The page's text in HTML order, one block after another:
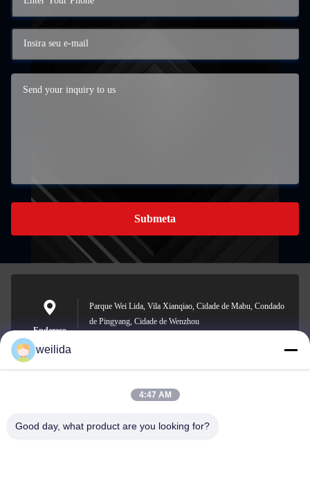
Submeta
Endereço
Parque Wei Lida, Vila Xianqiao, Cidade de Mabu, Condado
de Pingyang, Cidade de Wenzhou
E-mail
1013008132@qq.com
weilida
4:47 AM
Good day, what product are you looking for?